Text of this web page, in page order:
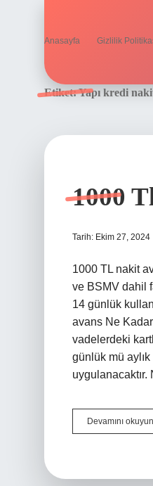
Anasayfa Gizlilik
Etiket:Yapı kredi
1000
Tarih: Ekim 27, 2024
1000 TL nakit
ve BSMV dahil
14 günlük
avans Ne
vadelerdeki
günlük mü
Devamını okuyun